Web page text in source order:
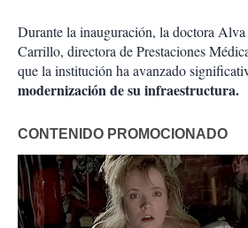
Durante la inauguración, la doctora
Carrillo, directora de Prestaciones
que la institución ha avanzado
modernización de su infraestructura.